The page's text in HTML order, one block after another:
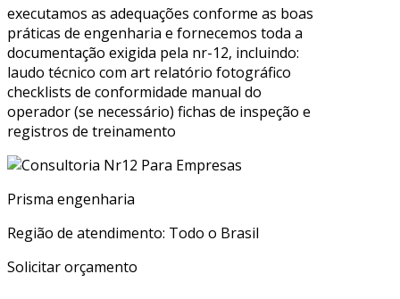
executamos as adequações conforme as boas
práticas de engenharia e fornecemos toda a
documentação exigida pela nr-12, incluindo:
laudo técnico com art relatório fotográfico
checklists de conformidade manual do
operador (se necessário) fichas de inspeção e
registros de treinamento
Prisma engenharia
Região de atendimento: Todo o Brasil
Solicitar orçamento